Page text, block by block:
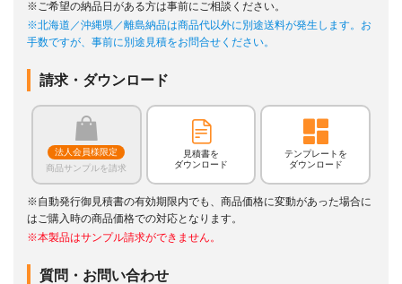
※ご希望の納品日がある方は事前にご相談ください。
※北海道／沖縄県／離島納品は商品代以外に別途送料が発生します。お
手数ですが、事前に別途見積をお問合せください。
請求・ダウンロード
法人会員様限定
商品サンプルを請求
見積書を
ダウンロード
テンプレートを
ダウンロード
※自動発行御見積書の有効期限内でも、商品価格に変動があった場合に
はご購入時の商品価格での対応となります。
※本製品はサンプル請求ができません。
質問・お問い合わせ